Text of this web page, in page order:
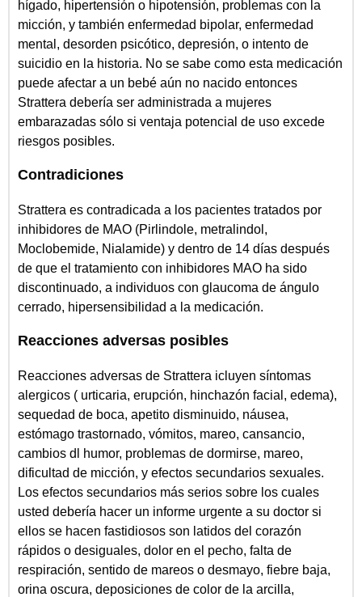
hígado, hipertensión o hipotensión, problemas con la
micción, y también enfermedad bipolar, enfermedad
mental, desorden psicótico, depresión, o intento de
suicidio en la historia. No se sabe como esta medicación
puede afectar a un bebé aún no nacido entonces
Strattera debería ser administrada a mujeres
embarazadas sólo si ventaja potencial de uso excede
riesgos posibles.
Contradiciones
Strattera es contradicada a los pacientes tratados por
inhibidores de MAO (Pirlindole, metralindol,
Moclobemide, Nialamide) y dentro de 14 días después
de que el tratamiento con inhibidores MAO ha sido
discontinuado, a individuos con glaucoma de ángulo
cerrado, hipersensibilidad a la medicación.
Reacciones adversas posibles
Reacciones adversas de Strattera icluyen síntomas
alergicos ( urticaria, erupción, hinchazón facial, edema),
sequedad de boca, apetito disminuido, náusea,
estómago trastornado, vómitos, mareo, cansancio,
cambios dl humor, problemas de dormirse, mareo,
dificultad de micción, y efectos secundarios sexuales.
Los efectos secundarios más serios sobre los cuales
usted debería hacer un informe urgente a su doctor si
ellos se hacen fastidiosos son latidos del corazón
rápidos o desiguales, dolor en el pecho, falta de
respiración, sentido de mareos o desmayo, fiebre baja,
orina oscura, deposiciones de color de la arcilla,